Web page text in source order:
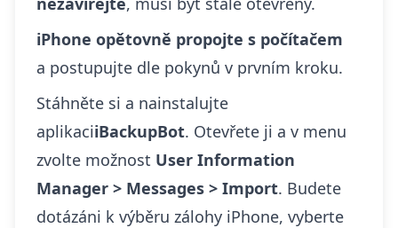
iPhone opětovně propojte s počítačem
a postupujte dle pokynů v prvním kroku.
Stáhněte si a nainstalujte
aplikaciiBackupBot. Otevřete ji a v menu
zvolte možnost User Information
Manager > Messages > Import. Budete
dotázáni k výběru zálohy iPhone, vyberte